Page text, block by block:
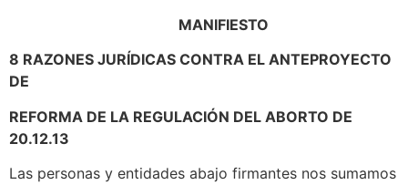
MANIFIESTO
8 RAZONES JURÍDICAS CONTRA EL ANTEPROYECTO
DE
REFORMA DE LA REGULACIÓN DEL ABORTO DE
20.12.13
Las personas y entidades abajo firmantes nos sumamos